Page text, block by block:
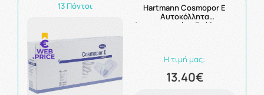
13 Πόντοι
Hartmann Cosmopor E
Αυτοκόλλητα
Αποστειρωμένα Επίθεματα
Η τιμή μας:
13.40€